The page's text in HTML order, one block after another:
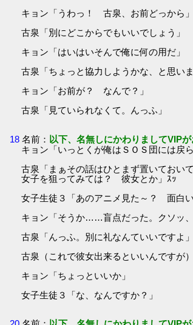
キョン「うわっ！ 古泉、お前どっから」
古泉「別にどこからでもいいでしょう」
キョン「はいはいそんで俺に何の用だ」
古泉「ちょっと協力しようかな、と思いま
キョン「お前が？ なんで？」
古泉「見ていられなくて。んっふ」
18 名前： 以下、名無しにかわりましてVIP
キョン「いっとくが俺はＳＯＳ団には戻ら
古泉「まぁその話はひとまず置いておい
女子を狙ってみては？ 彼女とか」ｽｯ
女子生徒３「あのアニメ見た～？ 面白い
キョン「そうか……盲点だった。クソッ、
古泉「んっふ。別に礼なんていいですよ」
古泉（これで彼女出来るといいんですが）
キョン「ちょっといいか」
女子生徒３「な、なんですか？」